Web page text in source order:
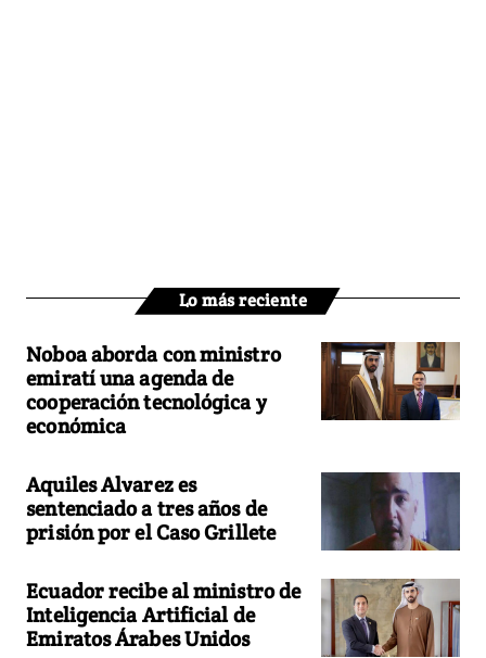
Lo más reciente
Noboa aborda con ministro
emiratí una agenda de
cooperación tecnológica y
económica
Aquiles Alvarez es
sentenciado a tres años de
prisión por el Caso Grillete
Ecuador recibe al ministro de
Inteligencia Artificial de
Emiratos Árabes Unidos